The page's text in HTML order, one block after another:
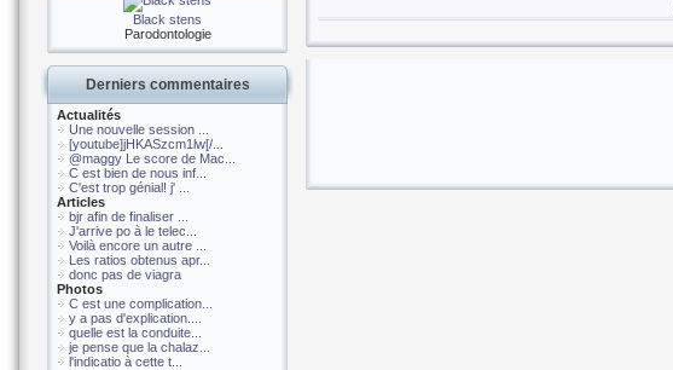
Black stens
Parodontologie
Derniers commentaires
Actualités
Une nouvelle session ...
[youtube]jHKASzcm1lw[/...
@maggy Le score de Mac...
C est bien de nous inf...
C'est trop génial! j' ...
Articles
bjr afin de finaliser ...
J'arrive po à le telec...
Voilà encore un autre ...
Les ratios obtenus apr...
donc pas de viagra
Photos
C est une complication...
y a pas d'explication....
quelle est la conduite...
je pense que la chalaz...
l'indicatio à cette t...